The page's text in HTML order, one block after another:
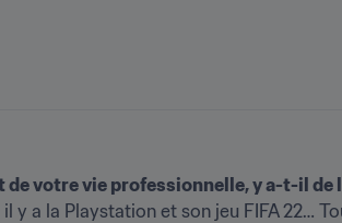
de votre vie professionnelle, y a-t-il de
y a la Playstation et son jeu FIFA 22…